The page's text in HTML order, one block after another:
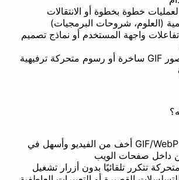
خطوة بخطوة أو الانتقالات
(العلوم، شروحات البرمجيات)
واجهة المستخدم أو نماذج تصميم
إنشاء صور GIF ساخرة أو رسوم متحركة ترفيهية
ملفات GIF/WebP أخف من الفيديو وأسهل في
داخل صفحات الويب
تتكرر تلقائيًا بدون أزرار تشغيل